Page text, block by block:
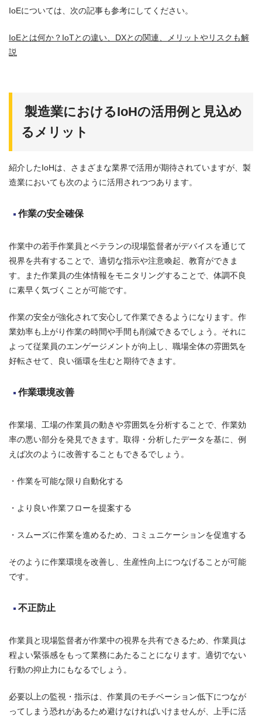
IoEについては、次の記事も参考にしてください。
IoEとは何か？IoTとの違い、DXとの関連、メリットやリスクも解
説
製造業におけるIoHの活用例と見込め
るメリット
紹介したIoHは、さまざまな業界で活用が期待されていますが、製
造業においても次のように活用されつつあります。
作業の安全確保
作業中の若手作業員とベテランの現場監督者がデバイスを通じて
視界を共有することで、適切な指示や注意喚起、教育ができま
す。また作業員の生体情報をモニタリングすることで、体調不良
に素早く気づくことが可能です。
作業の安全が強化されて安心して作業できるようになります。作
業効率も上がり作業の時間や手間も削減できるでしょう。それに
よって従業員のエンゲージメントが向上し、職場全体の雰囲気を
好転させて、良い循環を生むと期待できます。
作業環境改善
作業場、工場の作業員の動きや雰囲気を分析することで、作業効
率の悪い部分を発見できます。取得・分析したデータを基に、例
えば次のように改善することもできるでしょう。
・作業を可能な限り自動化する
・より良い作業フローを提案する
・スムーズに作業を進めるため、コミュニケーションを促進する
そのように作業環境を改善し、生産性向上につなげることが可能
です。
不正防止
作業員と現場監督者が作業中の視界を共有できるため、作業員は
程よい緊張感をもって業務にあたることになります。適切でない
行動の抑止力にもなるでしょう。
必要以上の監視・指示は、作業員のモチベーション低下につなが
ってしまう恐れがあるため避けなければいけませんが、上手に活